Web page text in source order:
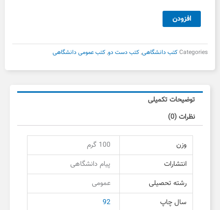
اسلامی
دانشگاهی
دست
دوم
افزودن
Categoriesکتب دانشگاهی,کتب دست دو,کتب عمومی دانشگاهی
توضیحات تکمیلی
نظرات (0)
وزن
100 گرم
انتشارات
پیام دانشگاهی
رشته تحصیلی
عمومی
سال چاپ
92